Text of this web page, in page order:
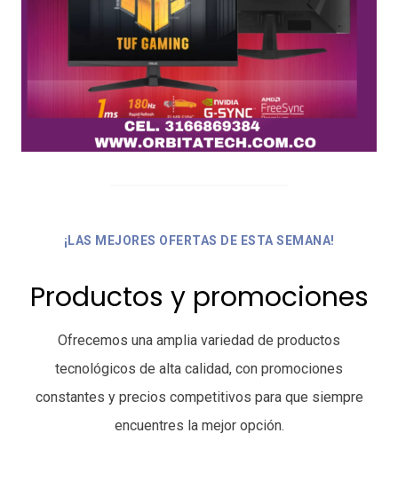
¡LAS MEJORES OFERTAS DE ESTA SEMANA!
Productos y promociones
Ofrecemos una amplia variedad de productos
tecnológicos de alta calidad, con promociones
constantes y precios competitivos para que siempre
encuentres la mejor opción.